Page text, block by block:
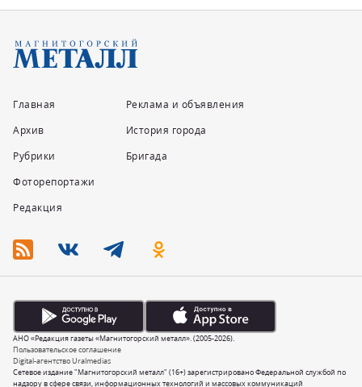
Главная
Архив
Рубрики
Фоторепортажи
Редакция
Реклама и объявления
История города
Бригада
Сетевое издание "Магнитогорский металл" (16+) зарегистрировано Федеральной службой по
надзору в сфере связи, информационных технологий и массовых коммуникаций
Пользовательское соглашение
Digital-агентство Uralmedias
АНО «Редакция газеты «Магнитогорский металл». (2005-2026).